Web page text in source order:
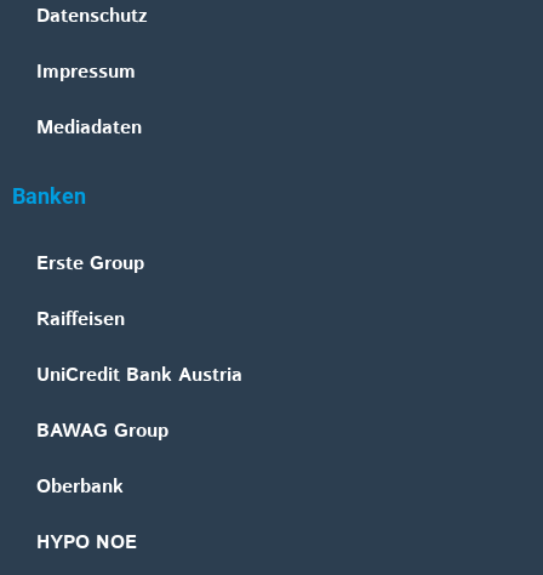
Datenschutz
Impressum
Mediadaten
Banken
Erste Group
Raiffeisen
UniCredit Bank Austria
BAWAG Group
Oberbank
HYPO NOE